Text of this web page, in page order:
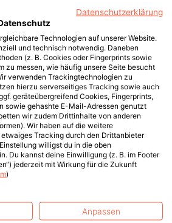
Datenschutzerklärung
Technologien auf unserer Website.
und technisch notwendig. Daneben
(z. B. Cookies oder Fingerprints sowie
zu messen, wie häufig unsere Seite besucht
verwenden Trackingtechnologien zu
hierzu serverseitiges Tracking sowie auch
geräteübergreifend Cookies, Fingerprints,
sowie gehashte E-Mail-Adressen genutzt
wir zudem Drittinhalte von anderen
Wir haben auf die weitere
Tracking durch den Drittanbieter
willigst du in die oben
Du kannst deine Einwilligung (z. B. im Footer
jederzeit mit Wirkung für die Zukunft
)
Anpassen